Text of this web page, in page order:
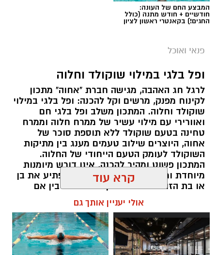
מצרכים (ל-2 מנות)
½ פלפל אדום, חתוך לקוביות קטנות
½ פלפל צהוב, חתוך לקוביות קטנות
¼ פלפל ירוק, חתוך לקוביות קטנות
½ בצל קטן קצוץ דק (לא חובה)
2 כפות פטרוזיליה קצוצה
2 כפות עירית קצוצה
2 כפות גבינה בולגרית מפוררת (לא חובה)
½ כפית פפריקה מתוקה
קורט כורכום (לצבע)
מלח ופלפל שחור לפי הטעם
כפית חמאה וכפית שמן זית לטיגון
אופן ההכנה
המבצע החם של העונה:
חודשיים + חודש מתנה (כולל
החגים!) בקאנטרי ראשון לציון
פנאי ואוכל
ופל בלגי במילוי שוקולד וחלוה
לרגל חג האהבה, מגישה חברת "אחוה" מתכון
לקינוח מפנק, מרשים וקל להכנה: ופל בלגי במילוי
שוקולד וחלוה. המתכון משלב ופל בלגי חם
ואוורירי עם מילוי עשיר של ממרח חלוה וממרח
טחינה בטעם שוקולד ללא תוספת סוכר של
אחוה, היוצרים שילוב טעמים מענג בין מתיקות
השוקולד לעומק הטעם הייחודי של החלוה.
המתכון פשוט ומהיר להכנה, אינו דורש מיומנות
מיוחדת ומתאים לכל מי שמעוניין להפתיע את בן
או בת הזוג במחווה מתוקה ומיוחדת. בין אם
מדובר בארוחת בוקר מפנקת, קינוח לארוחה
רומנטית או פינוק זוגי בסוף היום, הוופל הבלגי
בטעם שוקולד וחלוה יהפוך כל רגע לחגיגה של
אהבה. ט"ו באב שמח!
יחצ / 09:09 26.07.26
קרא עוד
אולי יעניין אותך גם